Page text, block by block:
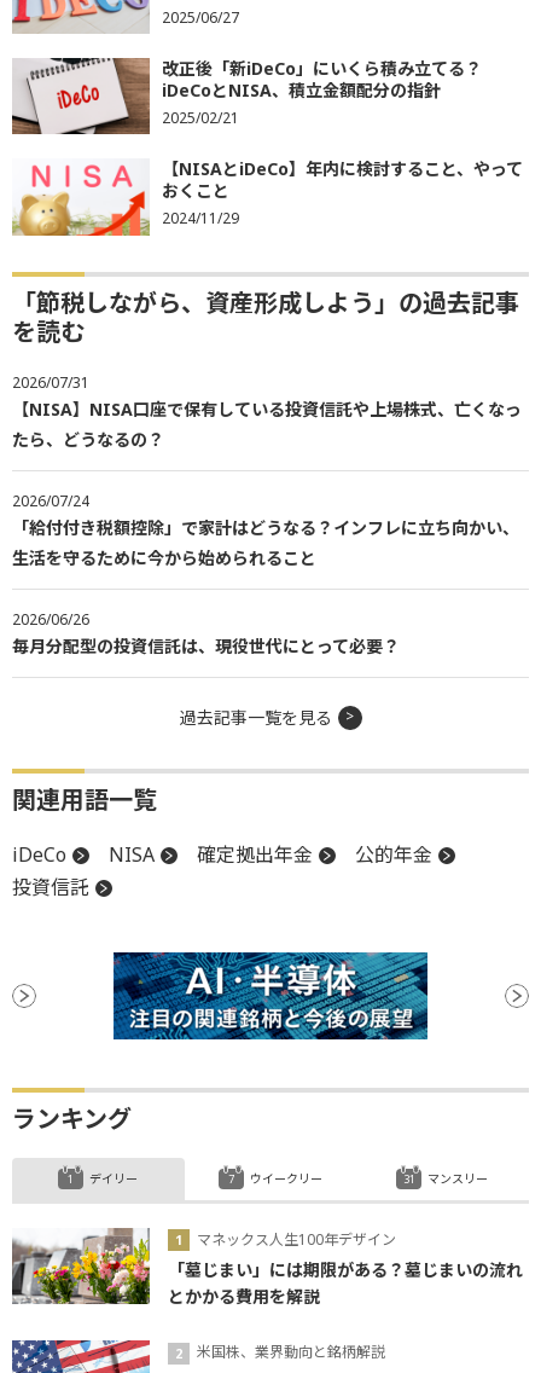
2025/06/27
改正後「新iDeCo」にいくら積み立てる？
iDeCoとNISA、積立金額配分の指針
2025/02/21
【NISAとiDeCo】年内に検討すること、やって
おくこと
2024/11/29
「節税しながら、資産形成しよう」の過去記事
を読む
2026/07/31
【NISA】NISA口座で保有している投資信託や上場株式、亡くなっ
たら、どうなるの？
2026/07/24
「給付付き税額控除」で家計はどうなる？インフレに立ち向かい、
生活を守るために今から始められること
2026/06/26
毎月分配型の投資信託は、現役世代にとって必要？
過去記事一覧を見る
関連用語一覧
iDeCo NISA 確定拠出年金
公的年金
投資信託
ランキング
デイリー
マネックス人生100年デザイン
「墓じまい」には期限がある？墓じまいの流れ
とかかる費用を解説
米国株、業界動向と銘柄解説
ウイークリー マンスリー